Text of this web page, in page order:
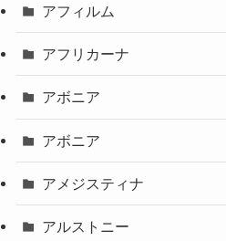
アフィルム
アフリカーナ
アボニア
アボニア
アメジスティナ
アルストニー